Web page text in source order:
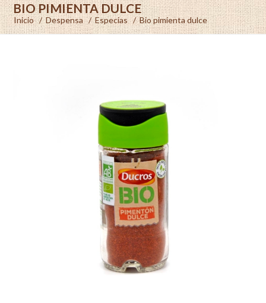
BIO PIMIENTA DULCE
Inicio / Despensa / Especias / Bio pimienta dulce